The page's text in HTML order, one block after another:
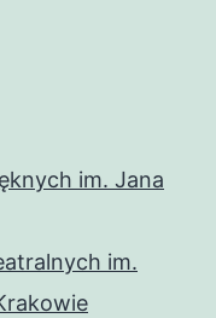
im. Jana
im.